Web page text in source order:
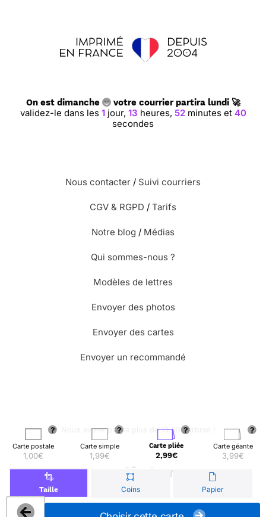
Carte postale
1,00€
Carte simple
1,99€
Carte pliée
2,99€
Carte géante
3,99€
Taille Coins Papier
On est dimanche votre courrier partira lundi 🚀
validez-le dans les 1jour, 13 heures, 52minutes et 39
secondes
Nous contacter / Suivi courriers
CGV & RGPD / Tarifs
Notre blog / Médias
Qui sommes-nous ?
Modèles de lettres
Envoyer des photos
Envoyer des cartes
Envoyer un recommandé
🌳 Nous avons planté plus de 13.000 arbres !
© Merci Facteur